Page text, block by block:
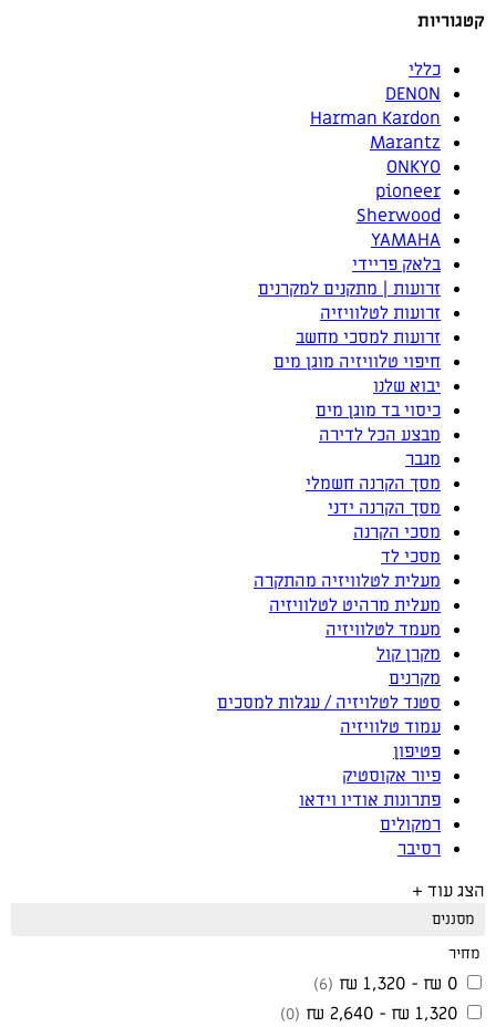
קטגוריות
כללי
DENON
Harman Kardon
Marantz
ONKYO
pioneer
Sherwood
YAMAHA
בלאק פריידי
זרועות | מתקנים למקרנים
זרועות לטלוויזיה
זרועות למסכי מחשב
חיפוי טלוויזיה מוגן מים
יבוא שלנו
כיסוי בד מוגן מים
מבצע הכל לדירה
מגבר
מסך הקרנה חשמלי
מסך הקרנה ידני
מסכי הקרנה
מסכי לד
מעלית לטלוויזיה מהתקרה
מעלית מרהיט לטלוויזיה
מעמד לטלוויזיה
מקרן קול
מקרנים
סטנד לטלויזיה / עגלות למסכים
עמוד טלוויזיה
פטיפון
פיור אקוסטיק
פתרונות אודיו וידאו
רמקולים
רסיבר
הצג עוד +
מסננים
מחיר
0 ₪ - 1,320 ₪
(6)
1,320 ₪ - 2,640 ₪
(0)